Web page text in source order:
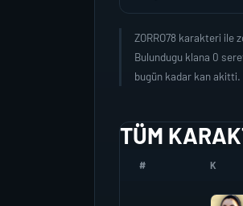
ZORRO78 karakteri ile
Bulundugu klana 0
bugün kadar kan akitti.
TÜM
# K